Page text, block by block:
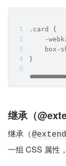
.card {
-
box-
}
继承（
继承（@extend
一组 CSS 属性